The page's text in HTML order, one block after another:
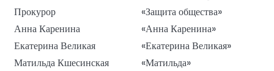
Прокурор
«Защита общества»
Анна Каренина
«Анна Каренина»
Екатерина Великая
«Екатерина Великая»
Матильда Кшесинская
«Матильда»